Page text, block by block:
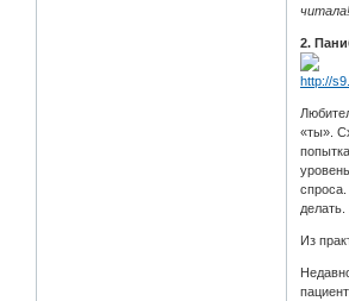
читала!
2.
«ты».
спроса.
Из